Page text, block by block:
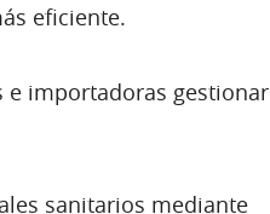
eficiente.
e importadoras gestionar
sanitarios mediante